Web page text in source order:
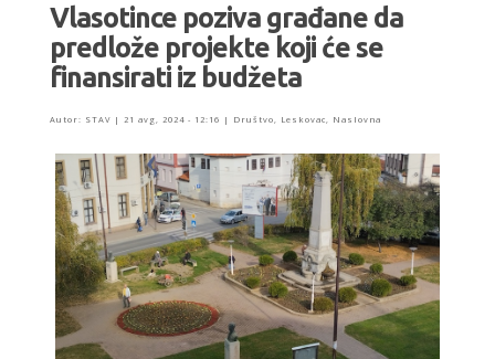
Vlasotince poziva građane da
predlože projekte koji će se
finansirati iz budžeta
Autor: STAV| 21 avg, 2024 - 12:16 | Društvo Leskovac Naslovna